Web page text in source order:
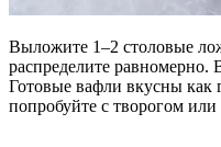
Выложите 1–2 столовые
распределите равномерно.
Готовые вафли вкусны
попробуйте с творогом